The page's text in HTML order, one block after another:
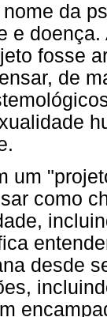
da
e
fosse
de
um
como
desde